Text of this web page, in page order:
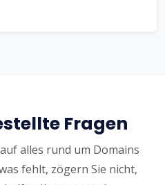
Fragen
alles rund um Domains
fehlt, zögern Sie nicht,